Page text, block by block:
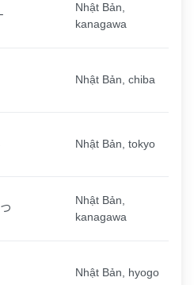
Nhật Bản,
kanagawa
Nhật Bản, chiba
Nhật Bản, tokyo
Nhật Bản,
kanagawa
Nhật Bản, hyogo